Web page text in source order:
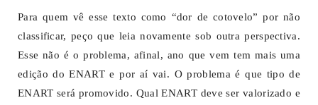
Para quem vê esse texto como “dor de cotovelo” por não
classificar, peço que leia novamente sob outra perspectiva.
Esse não é o problema, afinal, ano que vem tem mais uma
edição do ENART e por aí vai. O problema é que tipo de
ENART será promovido. Qual ENART deve ser valorizado e